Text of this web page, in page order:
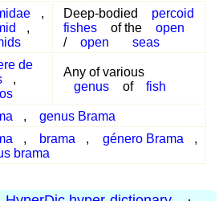
,
,
Deep-bodied
percoid
fishes
of the
open
/
open seas
de
,
Any of various
genus
of fish
, genus Brama
, brama , género Brama
,
brama